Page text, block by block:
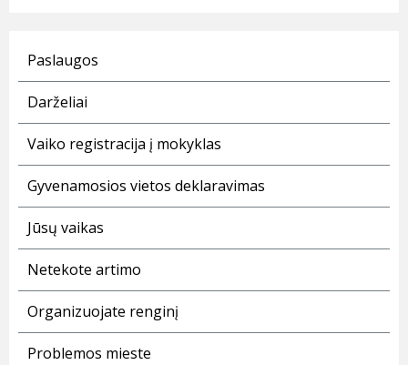
Paslaugos
Darželiai
Vaiko registracija į mokyklas
Gyvenamosios vietos deklaravimas
Jūsų vaikas
Netekote artimo
Organizuojate renginį
Problemos mieste